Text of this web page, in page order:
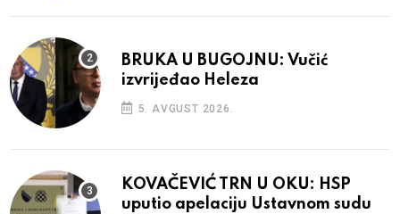
BRUKA U BUGOJNU: Vučić
izvrijeđao Heleza
5. AVGUST 2026.
KOVAČEVIĆ TRN U OKU: HSP
uputio apelaciju Ustavnom sudu